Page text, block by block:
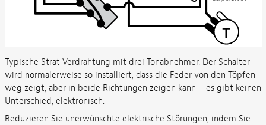
Typische Strat-Verdrahtung mit drei Tonabnehmer. Der Schalter
wird normalerweise so installiert, dass die Feder von den Töpfen
weg zeigt, aber in beide Richtungen zeigen kann – es gibt keinen
Unterschied, elektronisch.
Reduzieren Sie unerwünschte elektrische Störungen, indem Sie